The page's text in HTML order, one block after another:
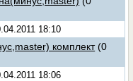
18:10
комплект (0
18:06